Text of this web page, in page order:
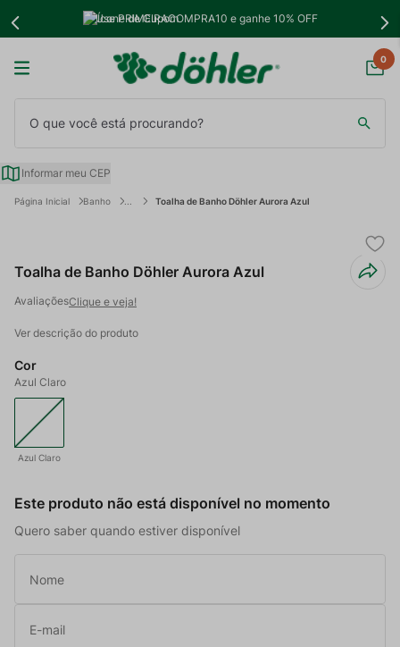
Use PRIMEIRACOMPRA10 e ganhe 10% OFF
0
Informar meu CEP
Banho Toalha de Banho Döhler Aurora Azul
Toalha de Banho Döhler Aurora Azul
Clique e veja!
Ver descrição do produto
Cor
Azul Claro
Azul Claro
Este produto não está disponível no momento
Quero saber quando estiver disponível